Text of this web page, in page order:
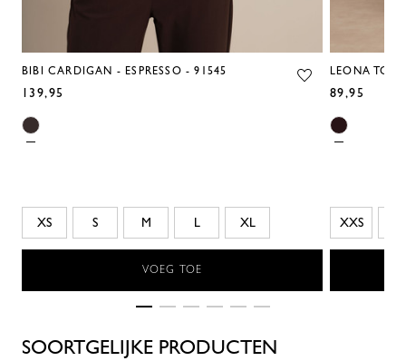
BIBI CARDIGAN - ESPRESSO - 91545
139,95
XS S M L XL
VOEG TOE
LEONA TOP
89,95
XXS
SOORTGELIJKE PRODUCTEN